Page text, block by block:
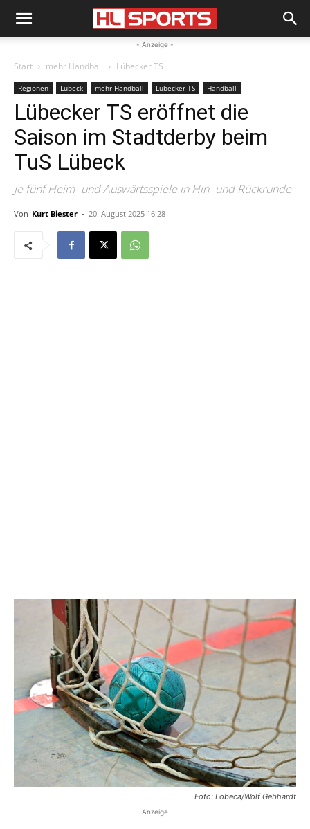
- Anzeige -
Start mehr Handball Lübecker TS
Regionen Lübeck mehr Handball Lübecker TS Handball
Lübecker TS eröffnet die
Saison im Stadtderby beim
TuS Lübeck
Je fünf Heim- und Auswärtsspiele in Hin- und Rückrunde
Von Kurt Biester - 20. August 2025 16:28
Foto: Lobeca/Wolf Gebhardt
Anzeige